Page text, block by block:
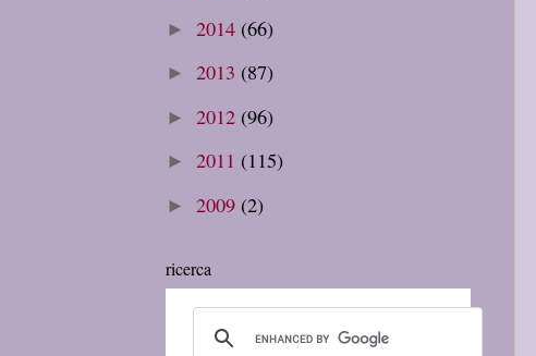
► 2014 (66)
► 2013 (87)
► 2012 (96)
► 2011 (115)
► 2009 (2)
ricerca